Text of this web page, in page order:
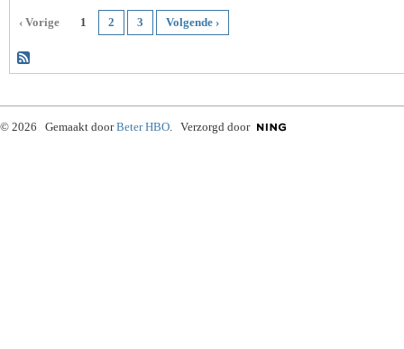
‹ Vorige 1 2 3 Volgende ›
© 2026 Gemaakt doorBeter HBO. Verzorgd door